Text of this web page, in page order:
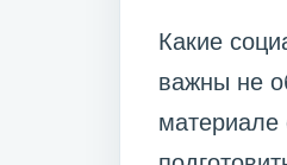
Какие
важны не
материале